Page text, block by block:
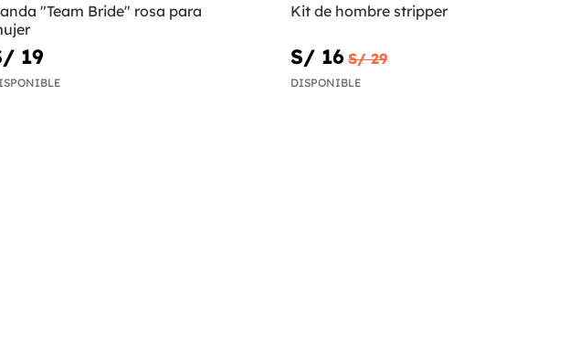
"Team Bride" rosa para
19
Kit de hombre stripper
S/ 16 S/ 29
DISPONIBLE